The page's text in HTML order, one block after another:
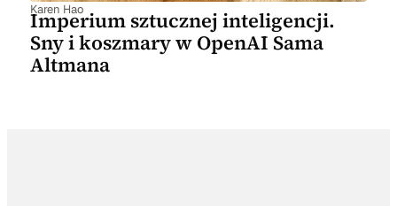
Karen Hao
Imperium sztucznej inteligencji.
Sny i koszmary w OpenAI Sama
Altmana